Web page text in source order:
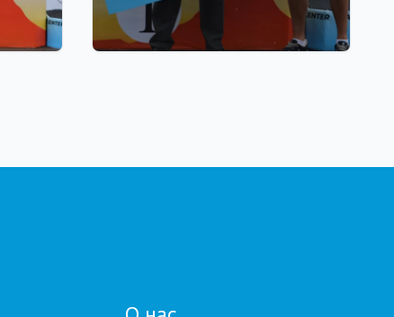
паралимпийскому чемпиону